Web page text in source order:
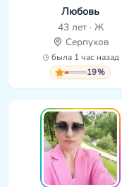
Любовь
43 лет · Ж
Серпухов
была 1 час назад
19%